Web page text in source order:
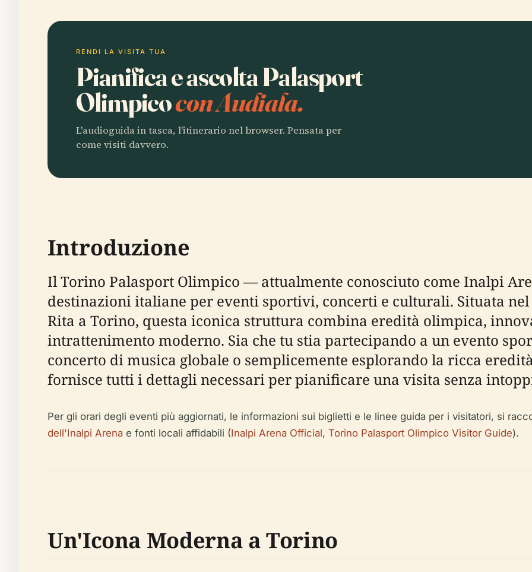
RENDI LA VISITA TUA
Pianifica e ascolta Palasport
Olimpicocon Audiala.
L'audioguida in tasca, l'itinerario nel browser. Pensata per
come visiti davvero.
Introduzione
Il Torino Palasport Olimpico — attualmente conosciuto come Inalpi
destinazioni italiane per eventi sportivi, concerti e culturali. Situata
Rita a Torino, questa iconica struttura combina eredità olimpica,
intrattenimento moderno. Sia che tu stia partecipando a un evento
concerto di musica globale o semplicemente esplorando la ricca
fornisce tutti i dettagli necessari per pianificare una visita senza
Per gli orari degli eventi più aggiornati, le informazioni sui biglietti e le linee guida per i visitatori, si
dell'Inalpi Arena e fonti locali affidabili (Inalpi Arena Official, Torino Palasport Olimpico Visitor Guide).
Un'Icona Moderna a Torino